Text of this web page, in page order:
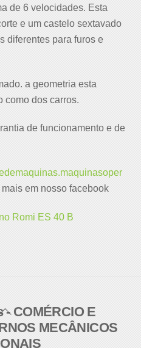
de 6 velocidades. Esta
e um castelo sextavado
diferentes para furos e
a geometria esta
como dos carros.
de funcionamento e de
em nosso facebook
Romi ES 40 B
Back
To
Top
- COMÉRCIO E
MECÂNICOS